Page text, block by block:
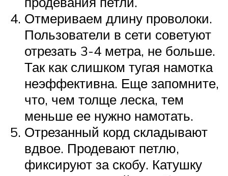
Отмериваем длину проволоки.
Пользователи в сети советуют
отрезать 3-4 метра, не больше.
Так как слишком тугая намотка
неэффективна. Еще запомните,
что, чем толще леска, тем
меньше ее нужно намотать.
Отрезанный корд складывают
вдвое. Продевают петлю,
фиксируют за скобу. Катушку